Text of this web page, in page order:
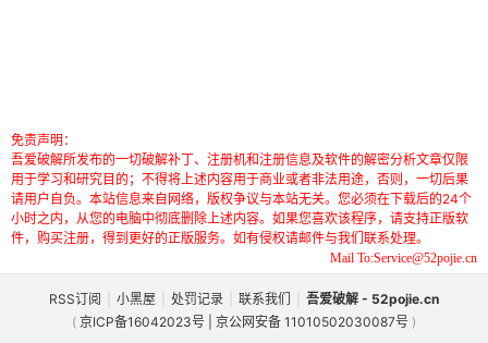
免责声明：
吾爱破解所发布的一切破解补丁、注册机和注册信息及软件的解密分析文章仅限
用于学习和研究目的；不得将上述内容用于商业或者非法用途，否则，一切后果
请用户自负。本站信息来自网络，版权争议与本站无关。您必须在下载后的24个
小时之内，从您的电脑中彻底删除上述内容。如果您喜欢该程序，请支持正版软
件，购买注册，得到更好的正版服务。如有侵权请邮件与我们联系处理。
Mail To:Service@52pojie.cn
RSS订阅 小黑屋 处罚记录 联系我们
吾爱破解 - 52pojie.cn
( 京ICP备16042023号 | 京公网安备 11010502030087号 )